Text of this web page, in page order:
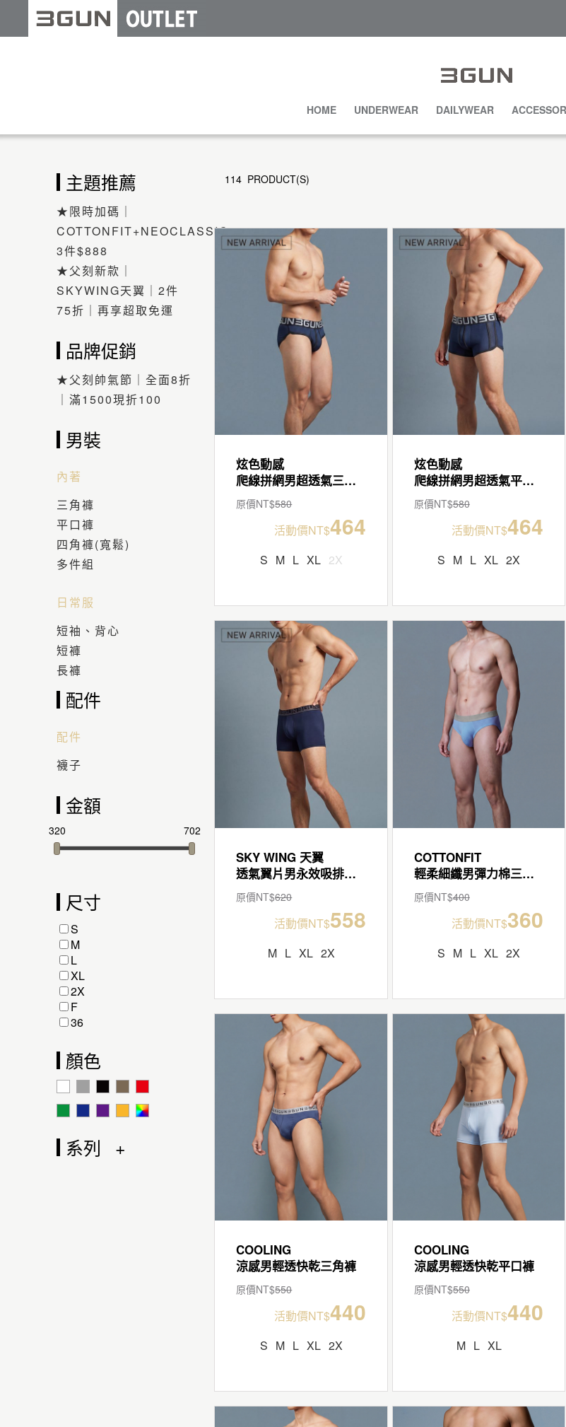
HOME UNDERWEAR DAILYWEAR
主題推薦
★限時加碼｜
COTTONFIT+NEOCLASSIC
3件$888
★父刻新款｜
SKYWING天翼｜2件
75折｜再享超取免運
品牌促銷
★父刻帥氣節｜全面8折
｜滿1500現折100
男裝
內著
三角褲
平口褲
四角褲(寬鬆)
多件組
日常服
短袖、背心
短褲
長褲
配件
配件
襪子
金額
320 702
尺寸
S
M
L
XL
2X
F
36
顏色
系列
114 PRODUCT(S)
炫色動感
爬線拼網男超透氣三角褲
原價NT$580
活動價NT$464
S M L XL 2X
炫色動感
爬線拼網男超透氣平口褲
原價NT$580
活動價NT$464
S M L XL 2X
SKY WING 天翼
透氣翼片男永效吸排平口褲
原價NT$620
活動價NT$558
M L XL 2X
COTTONFIT
輕柔細纖男彈力棉三角褲
原價NT$400
活動價NT$360
S M L XL 2X
COOLING
涼感男輕透快乾三角褲
原價NT$550
活動價NT$440
S M L XL 2X
COOLING
涼感男輕透快乾平口褲
原價NT$550
活動價NT$440
M L XL